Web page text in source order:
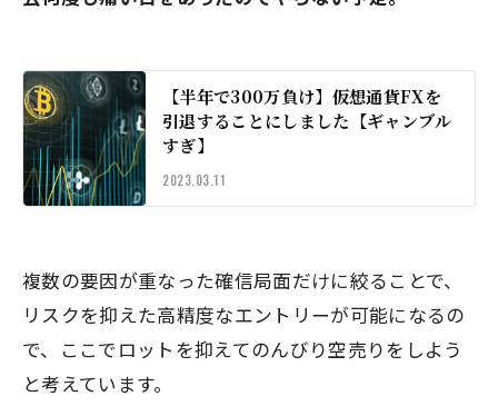
【半年で300万負け】仮想通貨FXを
引退することにしました【ギャンブル
すぎ】
2023.03.11
複数の要因が重なった確信局面だけに絞ることで、
リスクを抑えた高精度なエントリーが可能になるの
で、ここでロットを抑えてのんびり空売りをしよう
と考えています。